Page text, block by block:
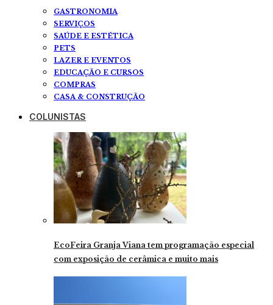
GASTRONOMIA
SERVIÇOS
SAÚDE E ESTÉTICA
PETS
LAZER E EVENTOS
EDUCAÇÃO E CURSOS
COMPRAS
CASA & CONSTRUÇÃO
COLUNISTAS
EcoFeira Granja Viana tem programação especial
com exposição de cerâmica e muito mais